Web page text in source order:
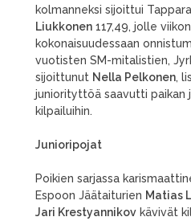
kolmanneksi sijoittui
Liukkonen 117,49, jolle
kokonaisuudessaan
vuotisten SM-mitalistien,
sijoittunut Nella Pelkonen,
juniorityttöä saavutti paikan
kilpailuihin.
Junioripojat
Poikien sarjassa
Espoon Jäätaiturien Matias
Jari Krestyannikov kävivät